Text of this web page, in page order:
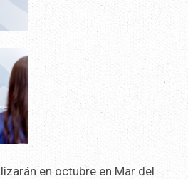
en octubre en Mar del